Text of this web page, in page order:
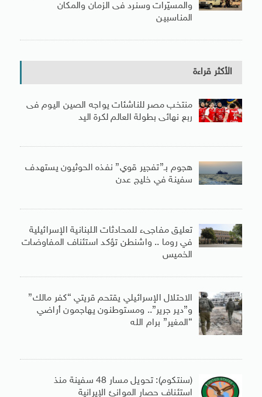
والمسيّرات وسنرد فى الزمان والمكان
المناسبين
الأكثر قراءة
منتخب مصر للناشئات يواجه الصين اليوم فى
ربع نهائى بطولة العالم لكرة اليد
هجوم بـ”تفجير قوي” نفذه الحوثيون يستهدف
سفينة في خليج عدن
تعليق مفاجىء للمحادثات اللبنانية الإسرائيلية
في روما .. واشنطن تؤكد استئناف المفاوضات
الخميس
الاحتلال الإسرائيلي يقتحم قريتي “كفر مالك”
و”دير جرير”.. ومستوطنون يهاجمون أراضي
“المغير” برام الله
(سنتكوم): تحويل مسار 48 سفينة منذ
استئناف حصار الموانئ الإيرانية